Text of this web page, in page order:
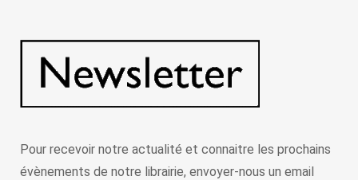
Pour recevoir notre actualité et connaitre les prochains
évènements de notre librairie, envoyer-nous un email